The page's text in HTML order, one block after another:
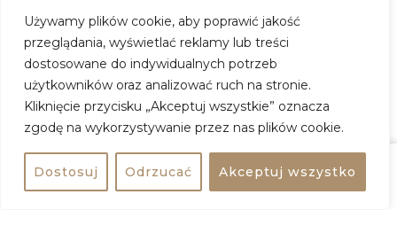
Używamy plików cookie, aby poprawić jakość
przeglądania, wyświetlać reklamy lub treści
dostosowane do indywidualnych potrzeb
użytkowników oraz analizować ruch na stronie.
Kliknięcie przycisku „Akceptuj wszystkie” oznacza
zgodę na wykorzystywanie przez nas plików cookie.
Dostosuj Odrzucać Akceptuj wszystko
Kiedy:12 czerwca 2026 – 11 września 2026
Gdzie:Park Czechowicki
Adres: ul. Michała Spisaka, 02-495 Warszawa
Wstęp:wydarzenie darmowe
ZOBACZ WIĘCEJ
bezpłatne Udostępnij